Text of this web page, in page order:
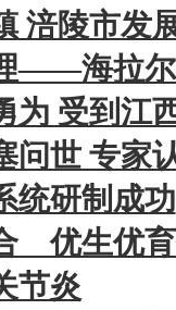
涪陵市发
——海拉尔
为 受到江
问世 专家
统研制成功
优生优
节炎